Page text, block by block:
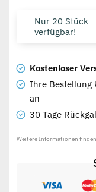
Nur 20 Stück
verfügbar!
Kostenloser
Ihre Bestellung
an
30 Tage
Weitere Informationen